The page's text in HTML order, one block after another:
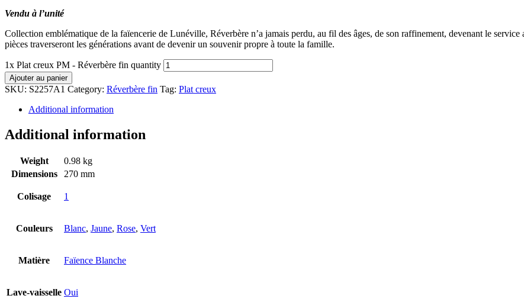
Vendu à l’unité
Collection emblématique de la faïencerie de Lunéville, Réverbère n’a jamais perdu, au fil des âges, de son raffinement, devenant le
pièces traverseront les générations avant de devenir un souvenir propre à toute la famille.
1x Plat creux PM - Réverbère fin quantity
Ajouter au panier
SKU: S2257A1 Category: Réverbère fin Tag: Plat creux
Additional information
Additional information
Weight
0.98 kg
Dimensions
270 mm
Colisage 1
Couleurs Blanc, Jaune, Rose, Vert
Matière Faïence Blanche
Lave-vaisselle Oui